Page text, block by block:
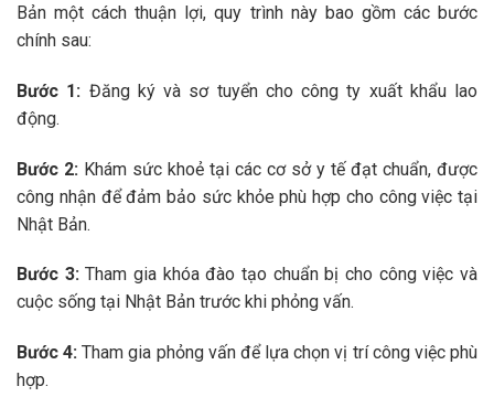
Bản một cách thuận lợi, quy trình này bao gồm các bước
chính sau:
Bước 1: Đăng ký và sơ tuyển cho công ty xuất khẩu lao
động.
Bước 2: Khám sức khoẻ tại các cơ sở y tế đạt chuẩn, được
công nhận để đảm bảo sức khỏe phù hợp cho công việc tại
Nhật Bản.
Bước 3:Tham gia khóa đào tạo chuẩn bị cho công việc và
cuộc sống tại Nhật Bản trước khi phỏng vấn.
Bước 4: Tham gia phỏng vấn để lựa chọn vị trí công việc phù
hợp.